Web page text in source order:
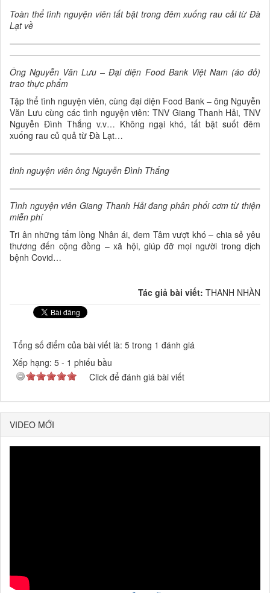
Toàn thể tình nguyện viên tất bật trong đêm xuống rau cải từ Đà
Lạt về
Ông Nguyễn Văn Lưu – Đại diện Food Bank Việt Nam (áo đỏ)
trao thực phẩm
Tập thể tình nguyện viên, cùng đại diện Food Bank – ông Nguyễn
Văn Lưu cùng các tình nguyện viên: TNV Giang Thanh Hải, TNV
Nguyễn Đình Thắng v.v… Không ngại khó, tất bật suốt đêm
xuống rau củ quả từ Đà Lạt…
tình nguyện viên ông Nguyễn Đình Thắng
Tình nguyện viên Giang Thanh Hải đang phân phối cơm từ thiện
miễn phí
Tri ân những tấm lòng Nhân ái, đem Tâm vượt khó – chia sẻ yêu
thương đến cộng đồng – xã hội, giúp đỡ mọi người trong dịch
bệnh Covid…
Tác giả bài viết: THANH NHÀN
Tổng số điểm của bài viết là: 5 trong 1 đánh giá
Xếp hạng: 5 - 1 phiếu bầu
Click để đánh giá bài viết
VIDEO MỚI